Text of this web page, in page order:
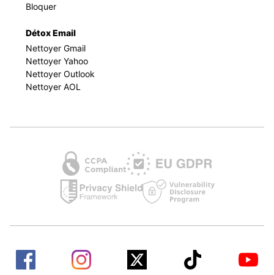
Bloquer
Détox Email
Nettoyer Gmail
Nettoyer Yahoo
Nettoyer Outlook
Nettoyer AOL